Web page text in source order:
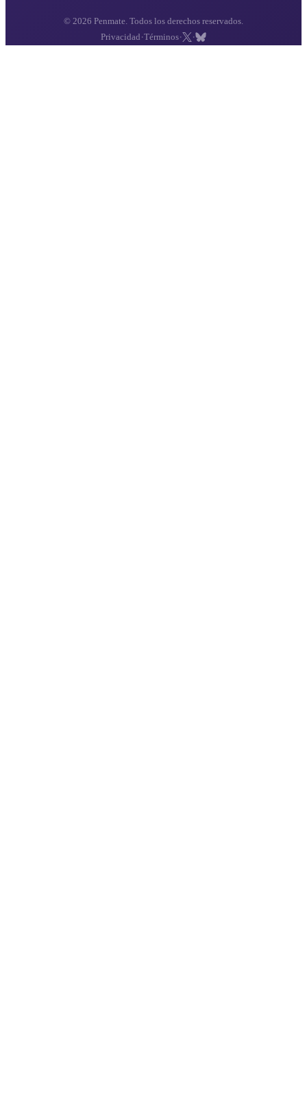
© 2026 Penmate. Todos los derechos reservados.
Privacidad ·Términos· ·